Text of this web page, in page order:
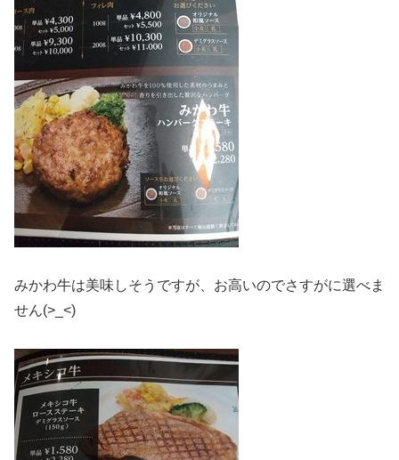
みかわ牛は美味しそうですが、お高いのでさすがに選べま
せん(>_<)